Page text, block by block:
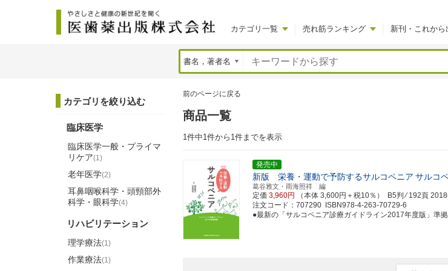
カテゴリ一覧 売れ筋ランキング 新刊・これから
前のページに戻る
商品一覧
1件中1件から1件までを表示
発売中
新版 栄養・運動で予防するサルコペニア サルコ
葛谷雅文・雨海照祥 編
定価 3,960円 （本体 3,600円＋税10％） B5判 ⁄ 192頁
注文コード：707290 ISBN978-4-263-70729-6
●最新の「サルコペニア診療ガイドライン2017年度版」準
カテゴリを絞り込む
臨床医学
臨床医学一般・プライマ
リケア(1)
老年医学(2)
耳鼻咽喉科学・頭頸部外
科学・眼科学(4)
リハビリテーション
理学療法(1)
作業療法(1)